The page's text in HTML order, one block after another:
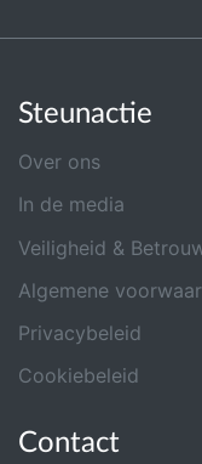
Steunactie
Over ons
In de media
Veiligheid &
Algemene
Privacybeleid
Cookiebeleid
Contact